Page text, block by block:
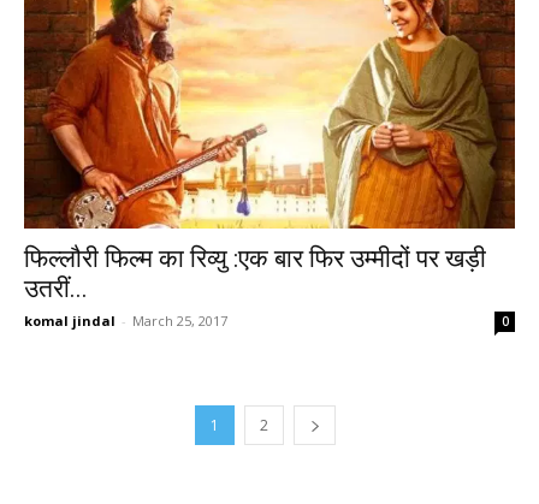
फिल्लौरी फिल्म का रिव्यु :एक बार फिर उम्मीदों पर खड़ी
उतरीं...
komal jindal - March 25, 2017 0
1 2